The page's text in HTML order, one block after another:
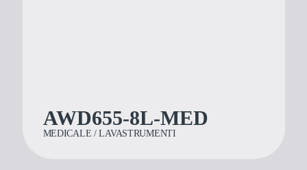
AWD655-8L-MED
MEDICALE / LAVASTRUMENTI